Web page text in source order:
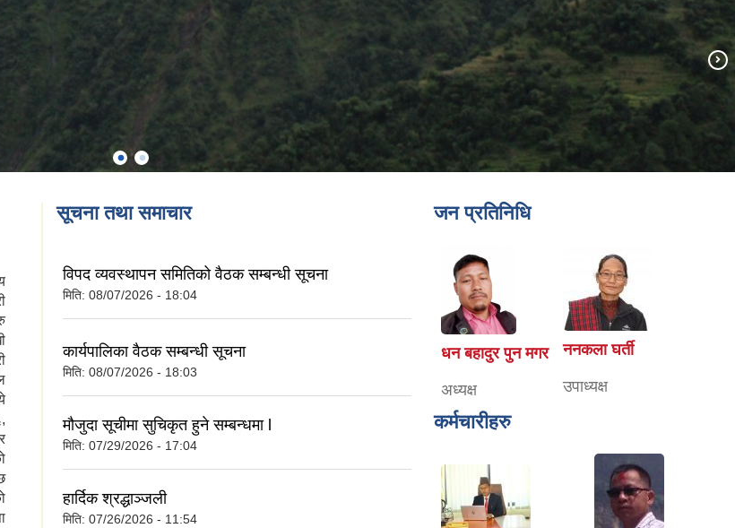
सूचना तथा समाचार
विपद व्यवस्थापन समितिको वैठक सम्बन्धी सूचना
मिति: 08/07/2026 - 18:04
कार्यपालिका वैठक सम्बन्धी सूचना
मिति: 08/07/2026 - 18:03
मौजुदा सूचीमा सुचिकृत हुने सम्बन्धमा l
मिति: 07/29/2026 - 17:04
हार्दिक श्रद्धाञ्जली
मिति: 07/26/2026 - 11:54
जन प्रतिनिधि
धन बहादुर पुन मगर
अध्यक्ष
ननकला घर्ती
उपाध्यक्ष
कर्मचारीहरु